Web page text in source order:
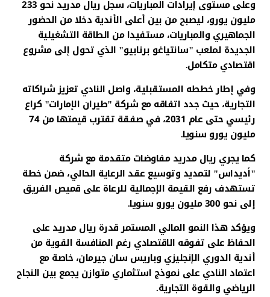
وعلى مستوى إيرادات المباريات، سجل ريال مدريد نحو 233
مليون يورو، ليصبح من بين أعلى الأندية دخلا من الحضور
الجماهيري والمباريات، مستفيدا من الطاقة التشغيلية
الجديدة لملعب "سانتياغو برنابيو" الذي تحول إلى مشروع
اقتصادي متكامل.
وفي إطار خططه المستقبلية، واصل النادي تعزيز شراكاته
التجارية، حيث جدد اتفاقه مع شركة "طيران الإمارات" كراع
رئيسي حتى عام 2031، في صفقة تقترب قيمتها من 74
مليون يورو سنويا.
كما يجري ريال مدريد مفاوضات متقدمة مع شركة
"أديداس" لتمديد وتوسيع عقد الرعاية الحالي، ضمن خطة
تستهدف رفع القيمة الإجمالية للرعاة على قميص الفريق
إلى نحو 300 مليون يورو سنويا.
ويؤكد هذا النمو المالي المستمر قدرة ريال مدريد على
الحفاظ على تفوقه الاقتصادي رغم المنافسة القوية من
أندية الدوري الإنجليزي وباريس سان جيرمان، خاصة مع
اعتماد النادي على نموذج استثماري متوازن يجمع بين النجاح
الرياضي والقوة التجارية.